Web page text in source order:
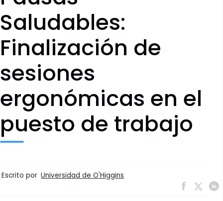
Saludables:
Finalización de
sesiones
ergonómicas en el
puesto de trabajo
Escrito por Universidad de O'Higgins